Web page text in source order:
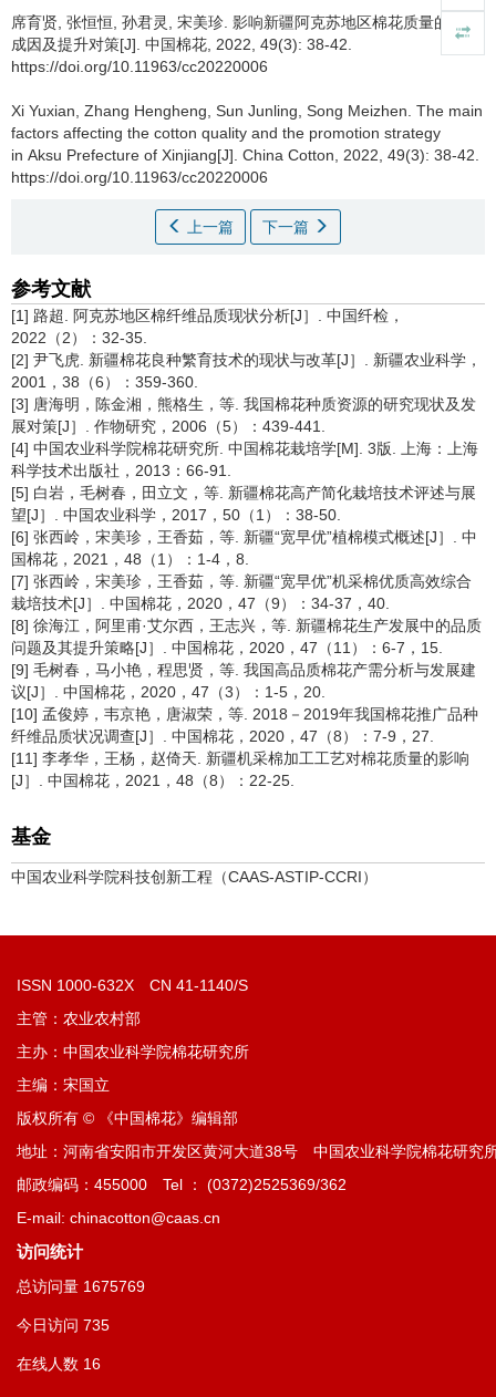
席育贤, 张恒恒, 孙君灵, 宋美珍. 影响新疆阿克苏地区棉花质量的主要
成因及提升对策[J]. 中国棉花, 2022, 49(3): 38-42.
https://doi.org/10.11963/cc20220006
Xi Yuxian, Zhang Hengheng, Sun Junling, Song Meizhen. The main
factors affecting the cotton quality and the promotion strategy
in Aksu Prefecture of Xinjiang[J]. China Cotton, 2022, 49(3): 38-42.
https://doi.org/10.11963/cc20220006
上一篇 下一篇
参考文献
[1] 路超. 阿克苏地区棉纤维品质现状分析[J］. 中国纤检，
2022（2）：32-35.
[2] 尹飞虎. 新疆棉花良种繁育技术的现状与改革[J］. 新疆农业科学，
2001，38（6）：359-360.
[3] 唐海明，陈金湘，熊格生，等. 我国棉花种质资源的研究现状及发
展对策[J］. 作物研究，2006（5）：439-441.
[4] 中国农业科学院棉花研究所. 中国棉花栽培学[M]. 3版. 上海：上海
科学技术出版社，2013：66-91.
[5] 白岩，毛树春，田立文，等. 新疆棉花高产简化栽培技术评述与展
望[J］. 中国农业科学，2017，50（1）：38-50.
[6] 张西岭，宋美珍，王香茹，等. 新疆“宽早优”植棉模式概述[J］. 中
国棉花，2021，48（1）：1-4，8.
[7] 张西岭，宋美珍，王香茹，等. 新疆“宽早优”机采棉优质高效综合
栽培技术[J］. 中国棉花，2020，47（9）：34-37，40.
[8] 徐海江，阿里甫·艾尔西，王志兴，等. 新疆棉花生产发展中的品质
问题及其提升策略[J］. 中国棉花，2020，47（11）：6-7，15.
[9] 毛树春，马小艳，程思贤，等. 我国高品质棉花产需分析与发展建
议[J］. 中国棉花，2020，47（3）：1-5，20.
[10] 孟俊婷，韦京艳，唐淑荣，等. 2018－2019年我国棉花推广品种
纤维品质状况调查[J］. 中国棉花，2020，47（8）：7-9，27.
[11] 李孝华，王杨，赵倚天. 新疆机采棉加工工艺对棉花质量的影响
[J］. 中国棉花，2021，48（8）：22-25.
基金
中国农业科学院科技创新工程（CAAS-ASTIP-CCRI）
ISSN 1000-632X CN 41-1140/S
主管：农业农村部
主办：中国农业科学院棉花研究所
主编：宋国立
版权所有 © 《中国棉花》编辑部
地址：河南省安阳市开发区黄河大道38号 中国农业科学院棉花研究
邮政编码：455000 Tel ： (0372)2525369/362
E-mail: chinacotton@caas.cn
访问统计
总访问量 1675769
今日访问 735
在线人数 16